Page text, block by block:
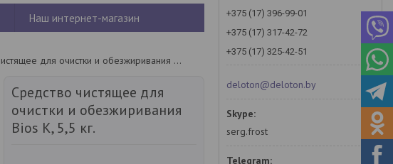
Наш интернет-магазин
Средство чистящее для очистки и обезжиривания bios k, 5,5 кг.
Средство чистящее для
очистки и обезжиривания
Bios K, 5,5 кг.
+375 (17) 396-99-01
+375 (17) 317-42-72
+375 (17) 325-42-51
deloton@deloton.by
serg.frost